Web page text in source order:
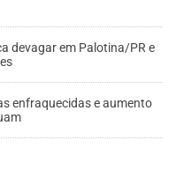
devagar em Palotina/PR e
enfraquecidas e aumento